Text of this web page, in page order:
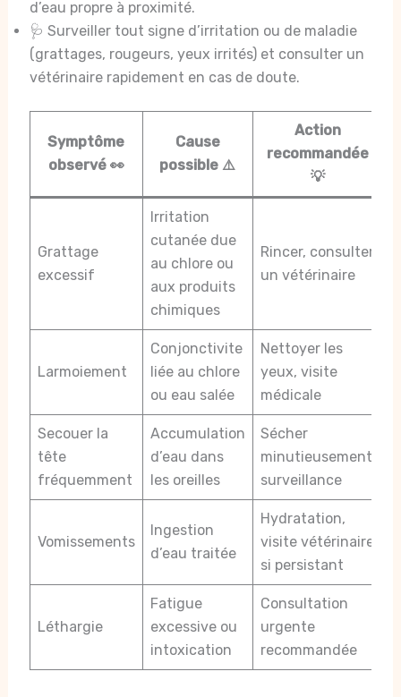
d’eau propre à proximité.
🩺 Surveiller tout signe d’irritation ou de maladie
(grattages, rougeurs, yeux irrités) et consulter un
vétérinaire rapidement en cas de doute.
Symptôme
observé 👀
Cause
possible ⚠️
Action
recommandée
💡
Grattage
excessif
Irritation
cutanée due
au chlore ou
aux produits
chimiques
Rincer, consulter
un vétérinaire
Larmoiement
Conjonctivite
liée au chlore
ou eau salée
Nettoyer les
yeux, visite
médicale
Secouer la
tête
fréquemment
Accumulation
d’eau dans
les oreilles
Sécher
minutieusement,
surveillance
Vomissements
Ingestion
d’eau traitée
Hydratation,
visite vétérinaire
si persistant
Léthargie
Fatigue
excessive ou
intoxication
Consultation
urgente
recommandée